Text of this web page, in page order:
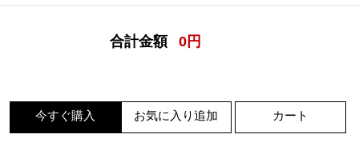
合計金額 0 円
今すぐ購入 お気に入り追加 カート